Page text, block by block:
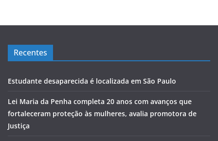
Recentes
Estudante desaparecida é localizada em São Paulo
Lei Maria da Penha completa 20 anos com avanços que
fortaleceram proteção às mulheres, avalia promotora de
Justiça